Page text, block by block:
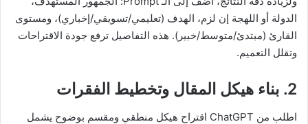
الدولة أو اللهجة إن لزم، الهدف (تعليمي/تسويقي/إخباري)، ومستوى
القارئ (مبتدئ/متوسط/خبير). هذه التفاصيل ترفع جودة الاقتراحات
وتقلل التعميم.
2. بناء هيكل المقال وتخطيط الفقرات
اطلب من ChatGPT اقتراح هيكل منطقي ومقسم بوضوح يشمل